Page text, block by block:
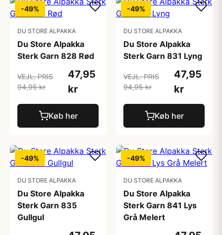
-49%
DU STORE ALPAKKA
Du Store Alpakka
Sterk Garn 828 Rød
VEJL. PRIS
94,95 kr
47,95
kr
Køb her
-49%
DU STORE ALPAKKA
Du Store Alpakka
Sterk Garn 831 Lyng
VEJL. PRIS
94,95 kr
47,95
kr
Køb her
-49%
DU STORE ALPAKKA
Du Store Alpakka
Sterk Garn 835
Gullgul
-49%
DU STORE ALPAKKA
Du Store Alpakka
Sterk Garn 841 Lys
Grå Melert